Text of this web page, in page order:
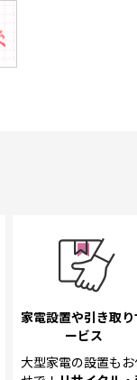
家電設置や引き取り
ービス
大型家電の設置も